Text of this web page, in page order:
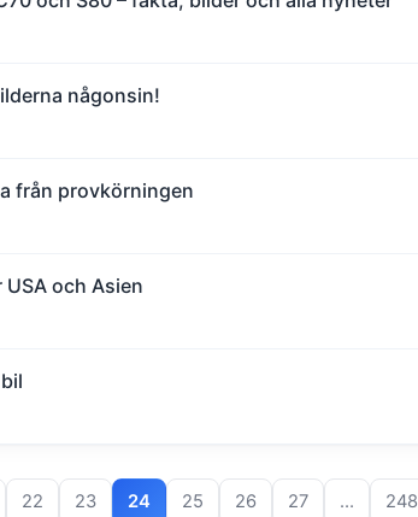
någonsin!
från provkörningen
och Asien
22 23 24 25 26 27 … 248